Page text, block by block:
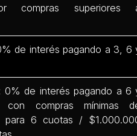
compras superiores
de interés pagando a 3, 6
0% de interés pagando a 6
con compras mínimas
para 6 cuotas /